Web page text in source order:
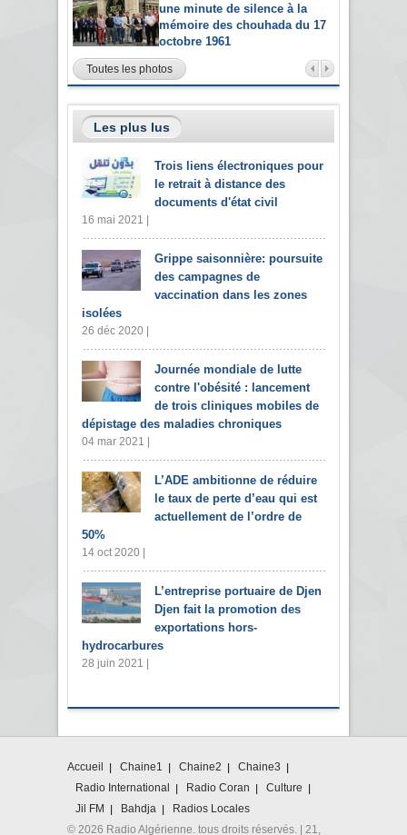
une minute de silence à la
mémoire des chouhada du 17
octobre 1961
Toutes les photos
Les plus lus
Trois liens électroniques pour
le retrait à distance des
documents d'état civil
16 mai 2021 |
Grippe saisonnière: poursuite
des campagnes de
vaccination dans les zones
isolées
26 déc 2020 |
Journée mondiale de lutte
contre l'obésité : lancement
de trois cliniques mobiles de
dépistage des maladies chroniques
04 mar 2021 |
L’ADE ambitionne de réduire
le taux de perte d’eau qui est
actuellement de l’ordre de
50%
14 oct 2020 |
L’entreprise portuaire de Djen
Djen fait la promotion des
exportations hors-
hydrocarbures
28 juin 2021 |
Accueil Chaine1 Chaine2
Chaine3
Radio International
Radio Coran
Culture
Jil FM
Bahdja
Radios Locales
© 2026 Radio Algérienne. tous droits réservés. | 21,